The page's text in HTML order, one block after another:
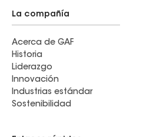
La compañía
Acerca de GAF
Historia
Liderazgo
Innovación
Industrias estándar
Sostenibilidad